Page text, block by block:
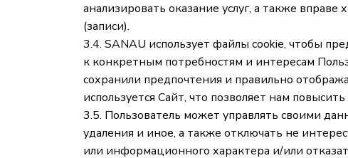
анализировать оказание услуг, а также
(записи).
3.4. SANAU использует файлы cookie, чтобы
к конкретным потребностям и интересам
сохранили предпочтения и правильно
используется Сайт, что позволяет нам
3.5. Пользователь может управлять своими
удаления и иное, а также отключать не
или информационного характера и/или